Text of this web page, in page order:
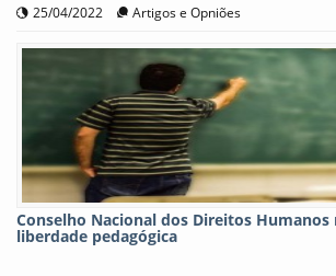
25/04/2022 Artigos e Opniões
Conselho Nacional dos Direitos Humanos
liberdade pedagógica